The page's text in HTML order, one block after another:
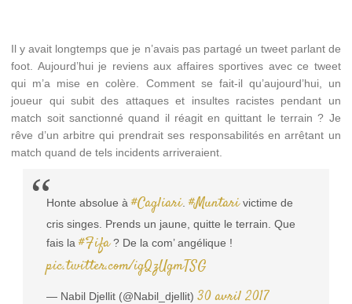
Il y avait longtemps que je n’avais pas partagé un tweet parlant de
foot. Aujourd’hui je reviens aux affaires sportives avec ce tweet
qui m’a mise en colère. Comment se fait-il qu’aujourd’hui, un
joueur qui subit des attaques et insultes racistes pendant un
match soit sanctionné quand il réagit en quittant le terrain ? Je
rêve d’un arbitre qui prendrait ses responsabilités en arrêtant un
match quand de tels incidents arriveraient.
Honte absolue à#Cagliari.#Muntarivictime de
cris singes. Prends un jaune, quitte le terrain. Que
fais la#Fifa? De la com’ angélique !
pic.twitter.com/igQzUgmTSG
— Nabil Djellit (@Nabil_djellit)30 avril 2017